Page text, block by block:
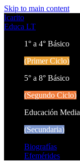
Skip to main content
Icarito
Educa LT
1° a 4° Básico
(Primer Ciclo)
5° a 8° Básico
(Segundo Ciclo)
Educación Media
(Secundaria)
Biografías
Efemérides